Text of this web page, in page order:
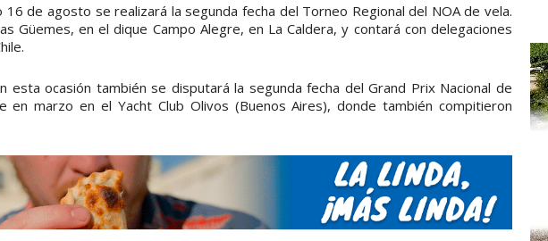
de agosto se realizará la segunda fecha del Torneo Regional del NOA de vela.
Güemes, en el dique Campo Alegre, en La Caldera, y contará con delegaciones
esta ocasión también se disputará la segunda fecha del Grand Prix Nacional de
en marzo en el Yacht Club Olivos (Buenos Aires), donde también compitieron